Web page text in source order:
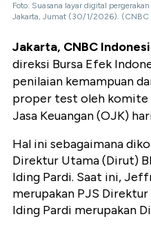
Foto: Suasana layar digital
Jakarta, Jumat (30/1/2026). (CNBC
Jakarta, CNBC
direksi Bursa Efek
penilaian kemampuan
proper test oleh
Jasa Keuangan (OJK)
Hal ini sebagaimana
Direktur Utama (Dirut)
Iding Pardi. Saat ini,
merupakan PJS
Iding Pardi merupakan